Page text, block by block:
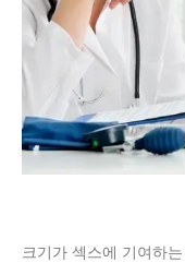
크기가 섹스에 기여하